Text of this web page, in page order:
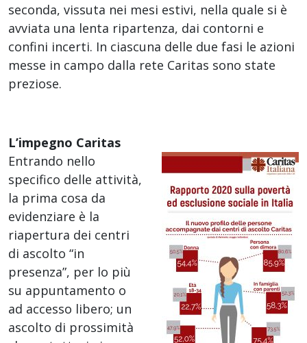
seconda, vissuta nei mesi estivi, nella quale si è
avviata una lenta ripartenza, dai contorni e
confini incerti. In ciascuna delle due fasi le azioni
messe in campo dalla rete Caritas sono state
preziose.
L’impegno Caritas
Entrando nello
specifico delle attività,
la prima cosa da
evidenziare è la
riapertura dei centri
di ascolto “in
presenza”, per lo più
su appuntamento o
ad accesso libero; un
ascolto di prossimità